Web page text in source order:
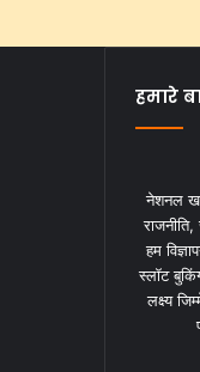
हमारे
नेशनल
हम
स्लॉट
लक्ष्य